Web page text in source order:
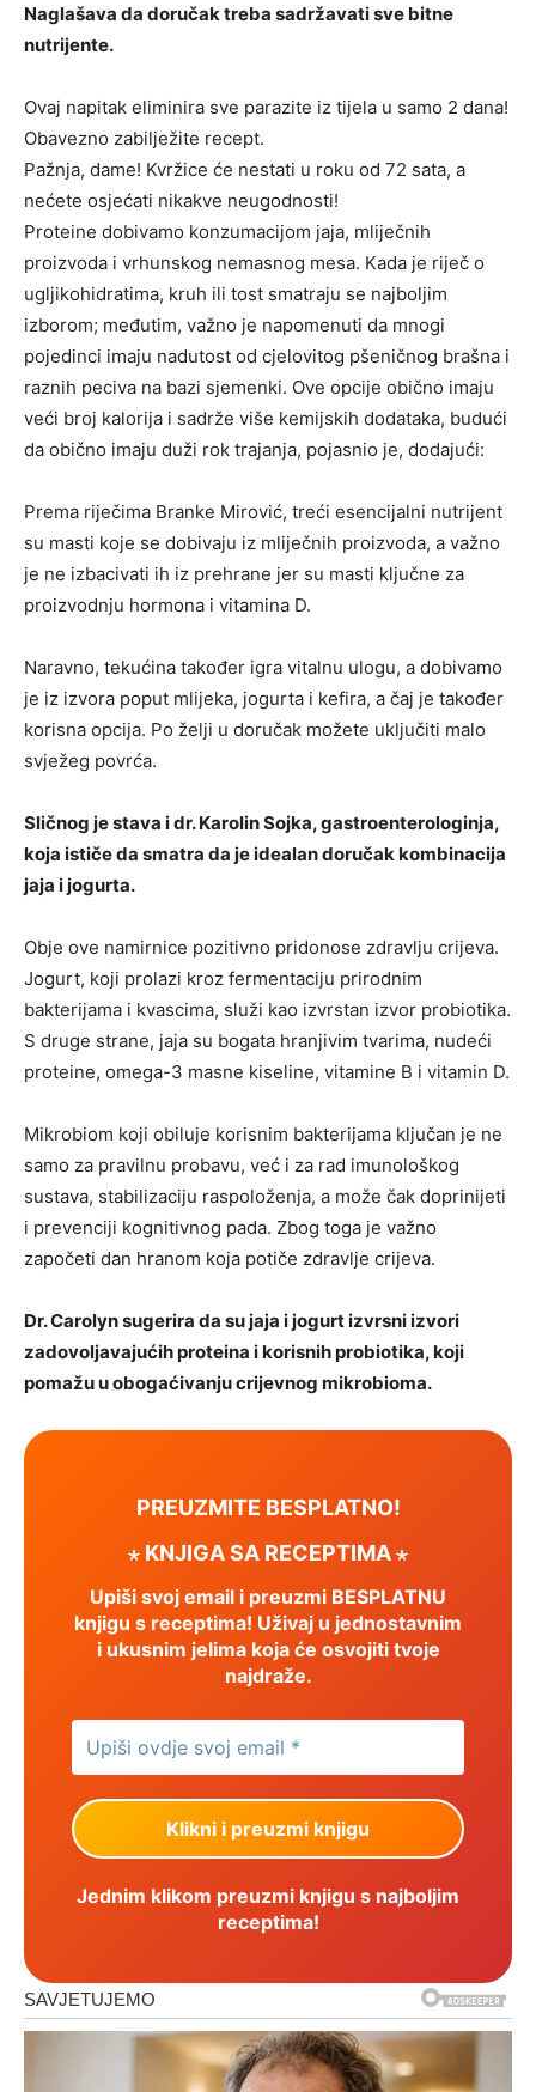
Naglašava da doručak treba sadržavati sve bitne
nutrijente.
Ovaj napitak eliminira sve parazite iz tijela u samo 2 dana!
Obavezno zabilježite recept.
Pažnja, dame! Kvržice će nestati u roku od 72 sata, a
nećete osjećati nikakve neugodnosti!
Proteine ​​dobivamo konzumacijom jaja, mliječnih
proizvoda i vrhunskog nemasnog mesa. Kada je riječ o
ugljikohidratima, kruh ili tost smatraju se najboljim
izborom; međutim, važno je napomenuti da mnogi
pojedinci imaju nadutost od cjelovitog pšeničnog brašna i
raznih peciva na bazi sjemenki. Ove opcije obično imaju
veći broj kalorija i sadrže više kemijskih dodataka, budući
da obično imaju duži rok trajanja, pojasnio je, dodajući:
Prema riječima Branke Mirović, treći esencijalni nutrijent
su masti koje se dobivaju iz mliječnih proizvoda, a važno
je ne izbacivati ​​ih iz prehrane jer su masti ključne za
proizvodnju hormona i vitamina D.
Naravno, tekućina također igra vitalnu ulogu, a dobivamo
je iz izvora poput mlijeka, jogurta i kefira, a čaj je također
korisna opcija. Po želji u doručak možete uključiti malo
svježeg povrća.
Sličnog je stava i dr. Karolin Sojka, gastroenterologinja,
koja ističe da smatra da je idealan doručak kombinacija
jaja i jogurta.
Obje ove namirnice pozitivno pridonose zdravlju crijeva.
Jogurt, koji prolazi kroz fermentaciju prirodnim
bakterijama i kvascima, služi kao izvrstan izvor probiotika.
S druge strane, jaja su bogata hranjivim tvarima, nudeći
proteine, omega-3 masne kiseline, vitamine B i vitamin D.
Mikrobiom koji obiluje korisnim bakterijama ključan je ne
samo za pravilnu probavu, već i za rad imunološkog
sustava, stabilizaciju raspoloženja, a može čak doprinijeti
i prevenciji kognitivnog pada. Zbog toga je važno
započeti dan hranom koja potiče zdravlje crijeva.
Dr. Carolyn sugerira da su jaja i jogurt izvrsni izvori
zadovoljavajućih proteina i korisnih probiotika, koji
pomažu u obogaćivanju crijevnog mikrobioma.
PREUZMITE BESPLATNO!
⋆ KNJIGA SA RECEPTIMA ⋆
Upiši svoj email i preuzmi BESPLATNU
knjigu s receptima! Uživaj u jednostavnim
i ukusnim jelima koja će osvojiti tvoje
najdraže.
Jednim klikom preuzmi knjigu s najboljim
receptima!